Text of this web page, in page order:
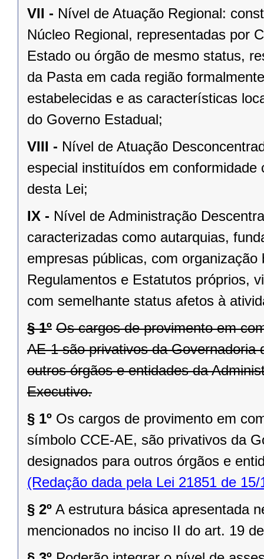
VII - Nível de Atuação Regional:
Núcleo Regional, representadas por
Estado ou órgão de mesmo status,
da Pasta em cada região
estabelecidas e as características
do Governo Estadual;
VIII - Nível de Atuação
especial instituídos em
desta Lei;
IX - Nível de Administração
caracterizadas como autarquias,
empresas públicas, com
Regulamentos e Estatutos próprios,
com semelhante status afetos à
§ 1º Os cargos de provimento em
AE-1 são privativos da Governadoria
outros órgãos e entidades da
Executivo.
§ 1º Os cargos de provimento em
símbolo CCE-AE, são privativos da
designados para outros órgãos e
(Redação dada pela Lei 21851 de 15/
§ 2º A estrutura básica apresentada
mencionados no inciso II do art. 19